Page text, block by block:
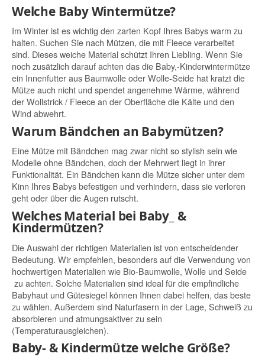
Welche Baby Wintermütze?
Im Winter ist es wichtig den zarten Kopf Ihres Babys warm zu
halten. Suchen Sie nach Mützen, die mit Fleece verarbeitet
sind. Dieses weiche Material schützt Ihren Liebling. Wenn Sie
noch zusätzlich darauf achten das die Baby,-Kinderwintermütze
ein Innenfutter aus Baumwolle oder Wolle-Seide hat kratzt die
Mütze auch nicht und spendet angenehme Wärme, während
der Wollstrick / Fleece an der Oberfläche die Kälte und den
Wind abwehrt.
Warum Bändchen an Babymützen?
Eine Mütze mit Bändchen mag zwar nicht so stylish sein wie
Modelle ohne Bändchen, doch der Mehrwert liegt in ihrer
Funktionalität. Ein Bändchen kann die Mütze sicher unter dem
Kinn Ihres Babys befestigen und verhindern, dass sie verloren
geht oder über die Augen rutscht.
Welches Material bei Baby_ &
Kindermützen?
Die Auswahl der richtigen Materialien ist von entscheidender
Bedeutung. Wir empfehlen, besonders auf die Verwendung von
hochwertigen Materialien wie Bio-Baumwolle, Wolle und Seide
zu achten. Solche Materialien sind ideal für die empfindliche
Babyhaut und Gütesiegel können Ihnen dabei helfen, das beste
zu wählen. Außerdem sind Naturfasern in der Lage, Schweiß zu
absorbieren und atmungsaktiver zu sein
(Temperaturausgleichen).
Baby- & Kindermütze welche Größe?